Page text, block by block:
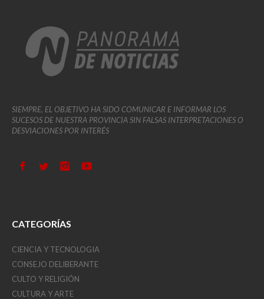
SIEMPRE, EL OBJETIVO HA SIDO COMUNICAR E INFORMAR LOS
SUCESOS DE NUESTRA PROVINCIA SIN FALSAS INTERPRETACIONES O
DESVIACIONES POR INTERÉS
CATEGORÍAS
CIENCIA Y TECNOLOGIA
CONSEJO DELIBERANTE
CULTO Y RELIGIÓN
CULTURA Y ARTE